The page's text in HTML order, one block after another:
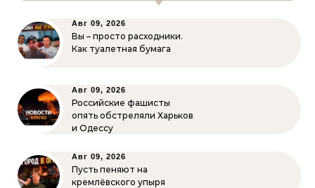
Авг 09, 2026
Вы – просто расходники.
Как туалетная бумага
Авг 09, 2026
Российские фашисты
опять обстреляли Харьков
и Одессу
Авг 09, 2026
Пусть пеняют на
кремлёвского упыря